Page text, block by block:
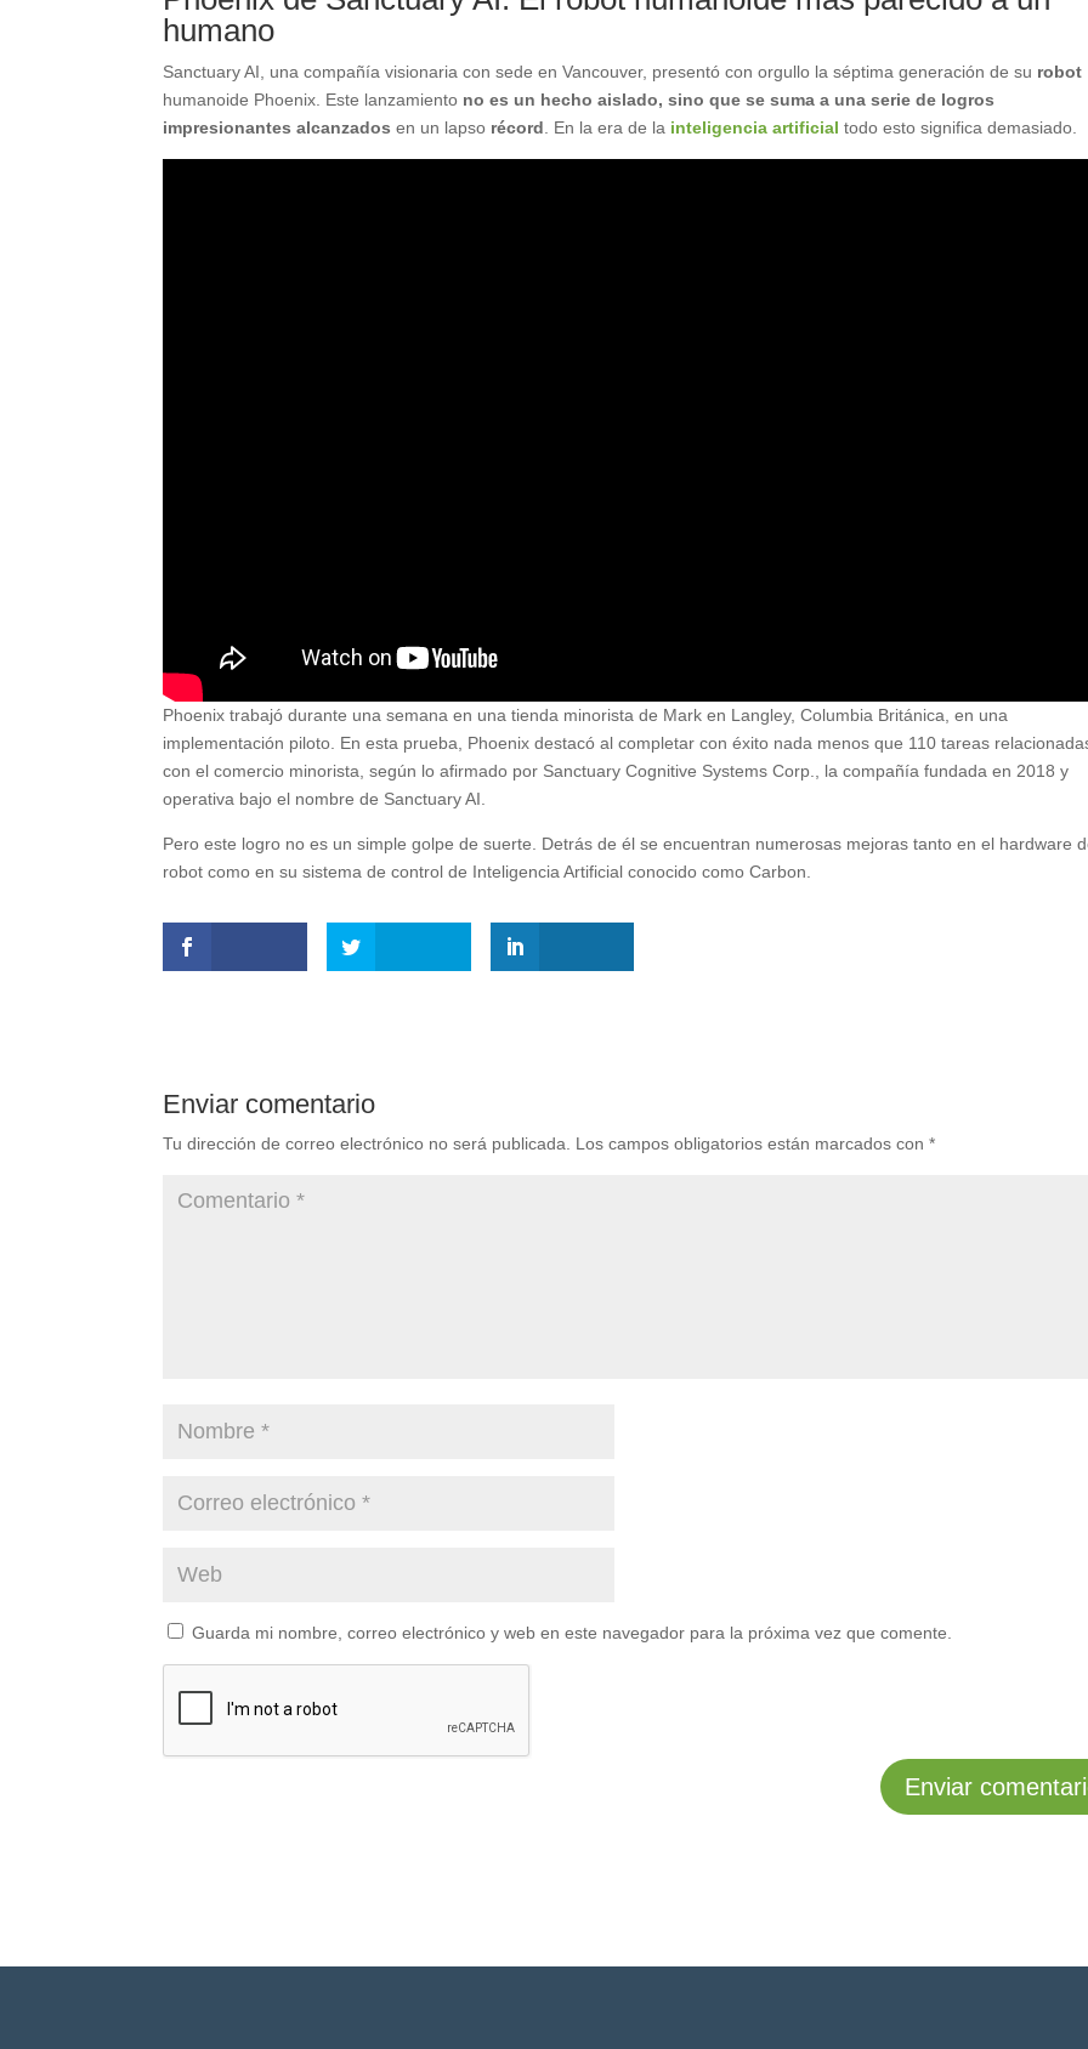
humano
Sanctuary AI, una compañía visionaria con sede en Vancouver, presentó con orgullo la séptima generación de su robot
humanoide Phoenix. Este lanzamiento no es un hecho aislado, sino que se suma a una serie de logros
impresionantes alcanzadosen un lapso récord . En la era de la inteligencia artificialtodo esto significa demasiado.
Phoenix trabajó durante una semana en una tienda minorista de Mark en Langley, Columbia Británica, en una
implementación piloto. En esta prueba, Phoenix destacó al completar con éxito nada menos que 110 tareas
con el comercio minorista, según lo afirmado por Sanctuary Cognitive Systems Corp., la compañía fundada en 2018 y
operativa bajo el nombre de Sanctuary AI.
Pero este logro no es un simple golpe de suerte. Detrás de él se encuentran numerosas mejoras tanto en el hardware
robot como en su sistema de control de Inteligencia Artificial conocido como Carbon.
Enviar comentario
Tu dirección de correo electrónico no será publicada. Los campos obligatorios están marcados con*
Guarda mi nombre, correo electrónico y web en este navegador para la próxima vez que comente.